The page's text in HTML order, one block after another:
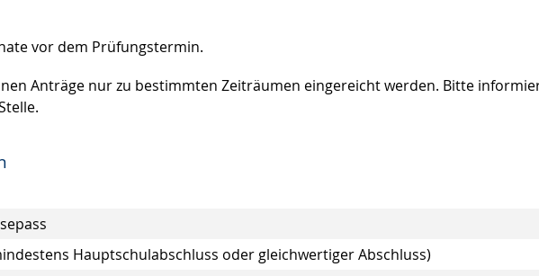
vor dem Prüfungstermin.
Anträge nur zu bestimmten Zeiträumen eingereicht werden. Bitte
Hauptschulabschluss oder gleichwertiger Abschluss)